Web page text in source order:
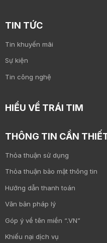
TIN TỨC
Tin khuyến mãi
Sự kiện
Tin công nghệ
HIỂU VỀ TRÁI TIM
THÔNG TIN CẦN
Thỏa thuận sử dụng
Thỏa thuận bảo mật thông tin
Hướng dẫn thanh toán
Văn bản pháp lý
Góp ý về tên miền “.VN”
Khiếu nại dịch vụ